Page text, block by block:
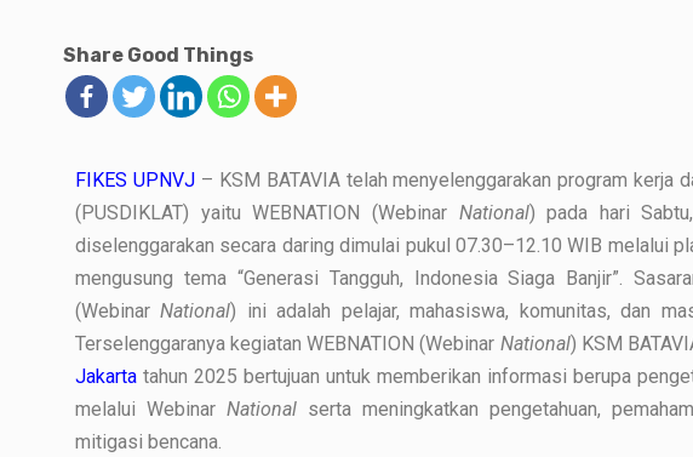
Share Good Things
FIKES UPNVJ– KSM BATAVIA telah menyelenggarakan program kerja
(PUSDIKLAT) yaitu WEBNATION (Webinar National) pada hari
diselenggarakan secara daring dimulai pukul 07.30–12.10 WIB melalui
mengusung tema “Generasi Tangguh, Indonesia Siaga Banjir”.
(WebinarNational) ini adalah pelajar, mahasiswa, komunitas, dan
Terselenggaranya kegiatan WEBNATION (Webinar National) KSM
Jakarta tahun 2025 bertujuan untuk memberikan informasi berupa
melalui Webinar Nationalserta meningkatkan pengetahuan,
mitigasi bencana.